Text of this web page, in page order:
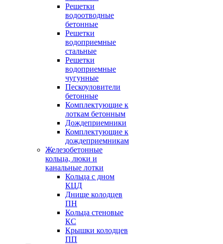
Решетки
водоотводные
бетонные
Решетки
водоприемные
стальные
Решетки
водоприемные
чугунные
Пескоуловители
бетонные
Комплектующие к
лоткам бетонным
Дождеприемники
Комплектующие к
дождеприемникам
Железобетонные
кольца, люки и
канальные лотки
Кольца с дном
КЦД
Днище колодцев
ПН
Кольца стеновые
КС
Крышки колодцев
ПП